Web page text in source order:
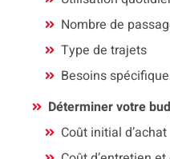
Nombre de
Type de trajets
Besoins
Déterminer votre
Coût initial d’achat